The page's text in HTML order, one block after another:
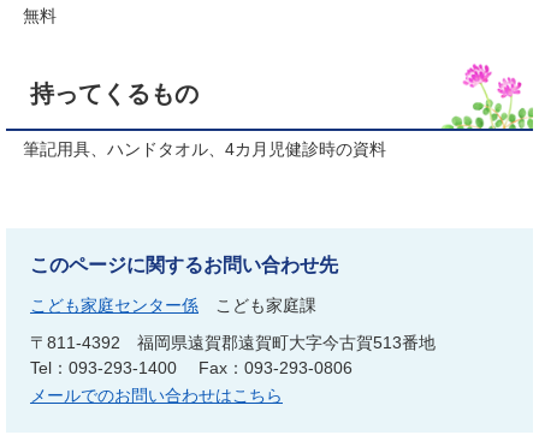
無料
持ってくるもの
筆記用具、ハンドタオル、4カ月児健診時の資料
このページに関するお問い合わせ先
こども家庭センター係
こども家庭課
〒811-4392
福岡県遠賀郡遠賀町大字今古賀513番地
Tel：093-293-1400
Fax：093-293-0806
メールでのお問い合わせはこちら